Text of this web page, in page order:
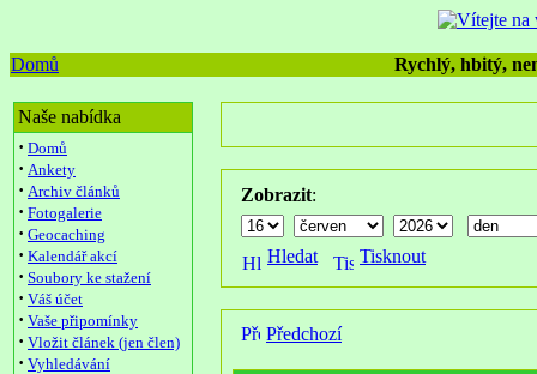
Domů Rychlý, hbitý,
Naše nabídka
· Domů
· Ankety
· Archiv článků
· Fotogalerie
· Geocaching
· Kalendář akcí
· Soubory ke stažení
· Váš účet
· Vaše připomínky
· Vložit článek (jen člen)
· Vyhledávání
Zobrazit:
Hledat Tisknout
Předchozí